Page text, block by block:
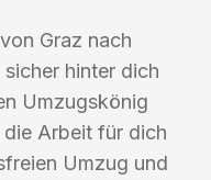
Graz nach
hinter dich
Umzugskönig
die Arbeit für dich
Umzug und